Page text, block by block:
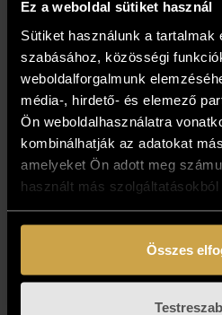
Ez a weboldal sütiket használ
Sütiket használunk a
szabásához, közösségi
weboldalforgalmunk
média-, hirdető- és elemező
Ön weboldalhasználatra
kombinálhatják az adatokat
amelyeket Ön adott meg
használt más szolgáltatásokból
Összes
Bottyán
Háros-
471